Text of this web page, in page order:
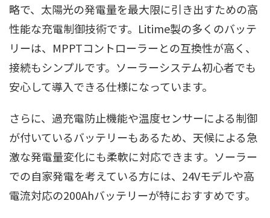
略で、太陽光の発電量を最大限に引き出すための高
性能な充電制御技術です。Litime製の多くのバッテ
リーは、MPPTコントローラーとの互換性が高く、
接続もシンプルです。ソーラーシステム初心者でも
安心して導入できる仕様になっています。
さらに、過充電防止機能や温度センサーによる制御
が付いているバッテリーもあるため、天候による急
激な発電量変化にも柔軟に対応できます。ソーラー
での自家発電を考えている方には、24Vモデルや高
電流対応の200Ahバッテリーが特におすすめです。